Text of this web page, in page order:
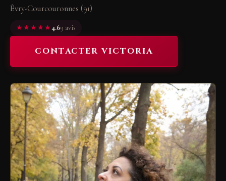
Évry-Courcouronnes (91)
★★★★★ 4.69 avis
CONTACTER VICTORIA